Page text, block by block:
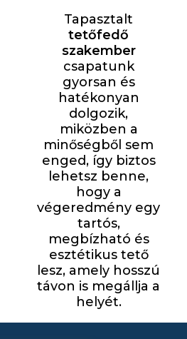
Tapasztalt
tetőfedő
szakember
csapatunk
gyorsan és
hatékonyan
dolgozik,
miközben a
minőségből sem
enged, így biztos
lehetsz benne,
hogy a
végeredmény egy
tartós,
megbízható és
esztétikus tető
lesz, amely hosszú
távon is megállja a
helyét.